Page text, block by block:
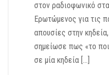
στον ραδιοφωνικό
Ερωτώμενος για τις
απουσίες στην
σημείωσε πως «το
σε μία κηδεία […]